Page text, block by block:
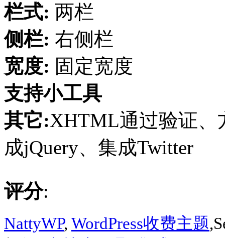
栏式: 两栏
侧栏: 右侧栏
宽度: 固定宽度
支持小工具
其它:XHTML通过验证、
成jQuery、集成Twitter
评分:
NattyWP, WordPress收费主题